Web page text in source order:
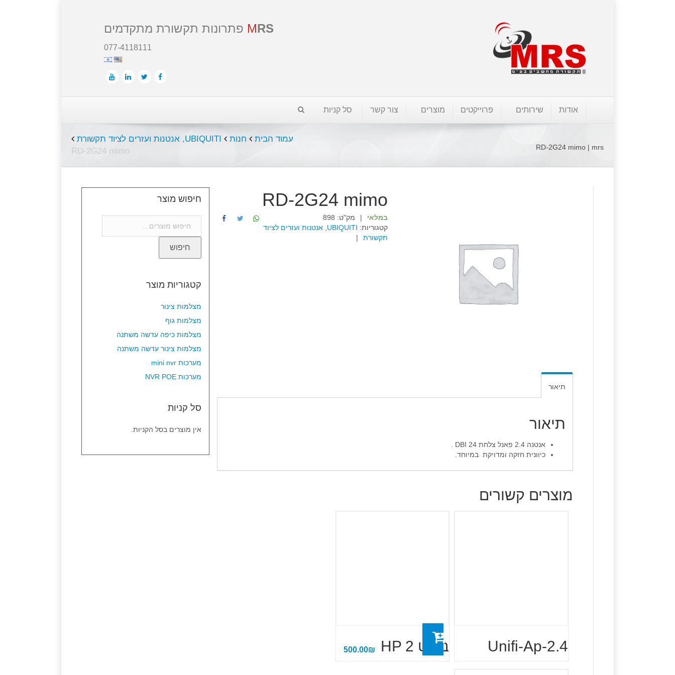
MRS פתרונות תקשורת מתקדמים
077-4118111
אודות שירותים פרוייקטים מוצרים צור קשר סל קניות
RD-2G24 mimo | mrs
עמוד הבית חנות UBIQUITI
, אנטנות ועזרים לציוד תקשורת
RD-2G24 mimo
RD-2G24 mimo
במלאי | מק"ט: 898
קטגוריות: UBIQUITI אנטנות ועזרים לציוד
תקשורת
|
תיאור
תיאור
אנטנה 2.4 פאנל צלחת 24 DBI .
כיוונית חזקה ומדויקת במיוחד.
מוצרים קשורים
Unifi-Ap-2.4 בולט HP 2 500.00₪
חיפוש מוצר
חיפוש
קטגוריות מוצר
מצלמות צינור
מצלמות גוף
מצלמות כיפה עדשה משתנה
מצלמות צינור עדשה משתנה
מערכות mini nvr
מערכות NVR POE
סל קניות
אין מוצרים בסל הקניות.